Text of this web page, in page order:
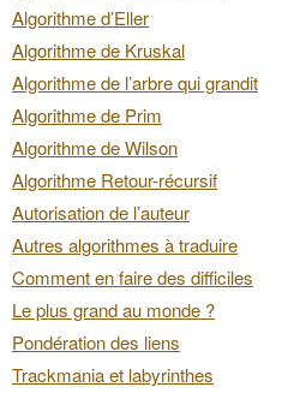
Algorithme d’Eller
Algorithme de Kruskal
Algorithme de l’arbre qui grandit
Algorithme de Prim
Algorithme de Wilson
Algorithme Retour-récursif
Autorisation de l’auteur
Autres algorithmes à traduire
Comment en faire des difficiles
Le plus grand au monde ?
Pondération des liens
Trackmania et labyrinthes